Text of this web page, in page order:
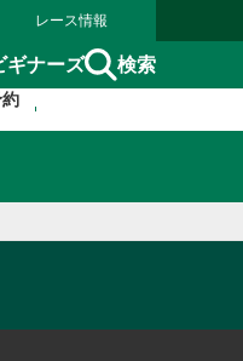
レース情報
ギナーズ 検索